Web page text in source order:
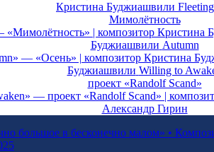
Кристина Буджиашвили
Мимолётность
Буджиашвили Autumn
Буджиашвили Willing to
проект «Randolf Scand»
Александр Гирин
большое в бесконечно малом» •